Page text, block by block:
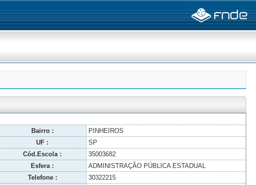
Bairro :
PINHEIROS
UF :
SP
Cód.Escola :
35003682
Esfera :
ADMINISTRAÇÃO PÚBLICA ESTADUAL
Telefone :
30322215